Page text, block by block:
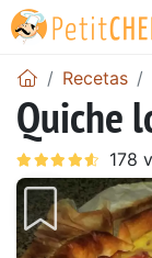
Recetas
Quiche